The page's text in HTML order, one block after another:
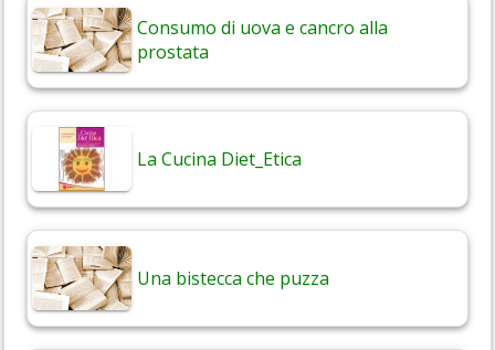
Consumo di uova e cancro alla
prostata
La Cucina Diet_Etica
Una bistecca che puzza